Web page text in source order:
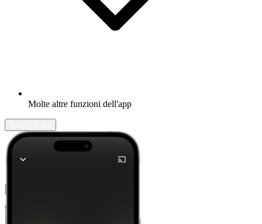
Molte altre funzioni dell'app